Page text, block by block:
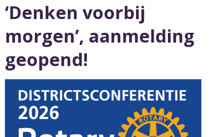
‘Denken voorbij
morgen’, aanmelding
geopend!